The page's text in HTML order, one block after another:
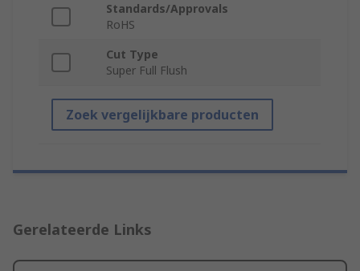
Standards/Approvals
RoHS
Cut Type
Super Full Flush
Zoek vergelijkbare producten
Gerelateerde Links